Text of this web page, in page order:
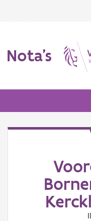
Nota's